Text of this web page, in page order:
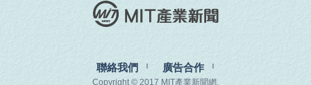
聯絡我們 廣告合作
Copyright © 2017 MIT產業新聞網.